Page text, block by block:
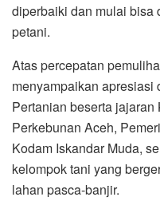
diperbaiki dan mulai bisa
petani.
Atas percepatan
menyampaikan apresiasi
Pertanian beserta
Perkebunan Aceh,
Kodam Iskandar Muda,
kelompok tani yang
lahan pasca-banjir.